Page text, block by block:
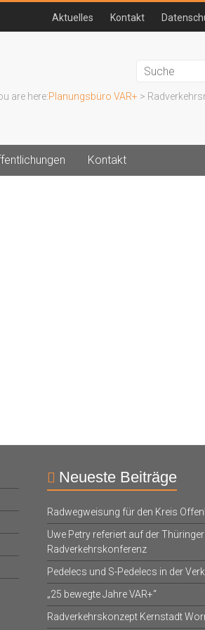
Aktuelles Kontakt
are here:Planungsbüro VAR+ >
Kontakt
Neueste Beiträge
Radwegweisung für den Kreis
Uwe Petry referiert auf der Thüringer
Radverkehrskonferenz
Pedelecs und S-Pedelecs in der
„25 bewegte Jahre VAR+“
Radverkehrskonzept Kernstadt